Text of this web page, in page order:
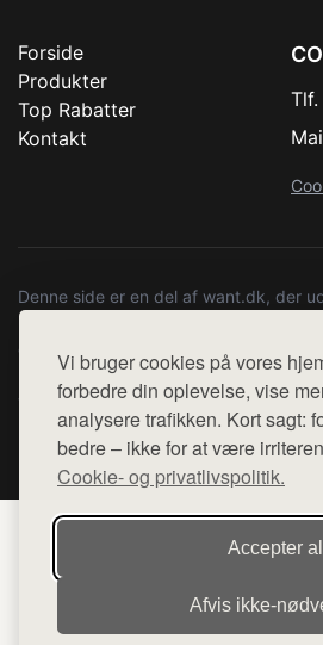
Vi bruger cookies på vores
forbedre din oplevelse, vise
analysere trafikken. Kort sagt:
bedre – ikke for at være
Cookie- og privatlivspolitik.
Accepter
Afvis
Forside
Produkter
Top Rabatter
Kontakt
Denne side er en del af want.dk, der
diverse webshops. Der sælges ikke
henviser til de shops, som sælger
varerne på lager.
© 2026 copenhagenartrun.dk. Alle